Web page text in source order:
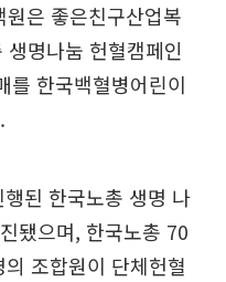
은 좋은친구산업복
명나눔 헌혈캠페인
를 한국백혈병어린이
된 한국노총 생명 나
됐으며, 한국노총 70
조합원이 단체헌혈